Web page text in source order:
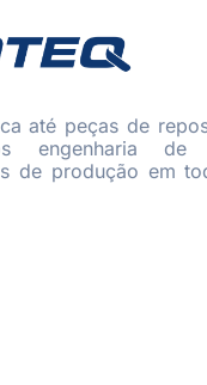
até peças de
engenharia de
de produção em